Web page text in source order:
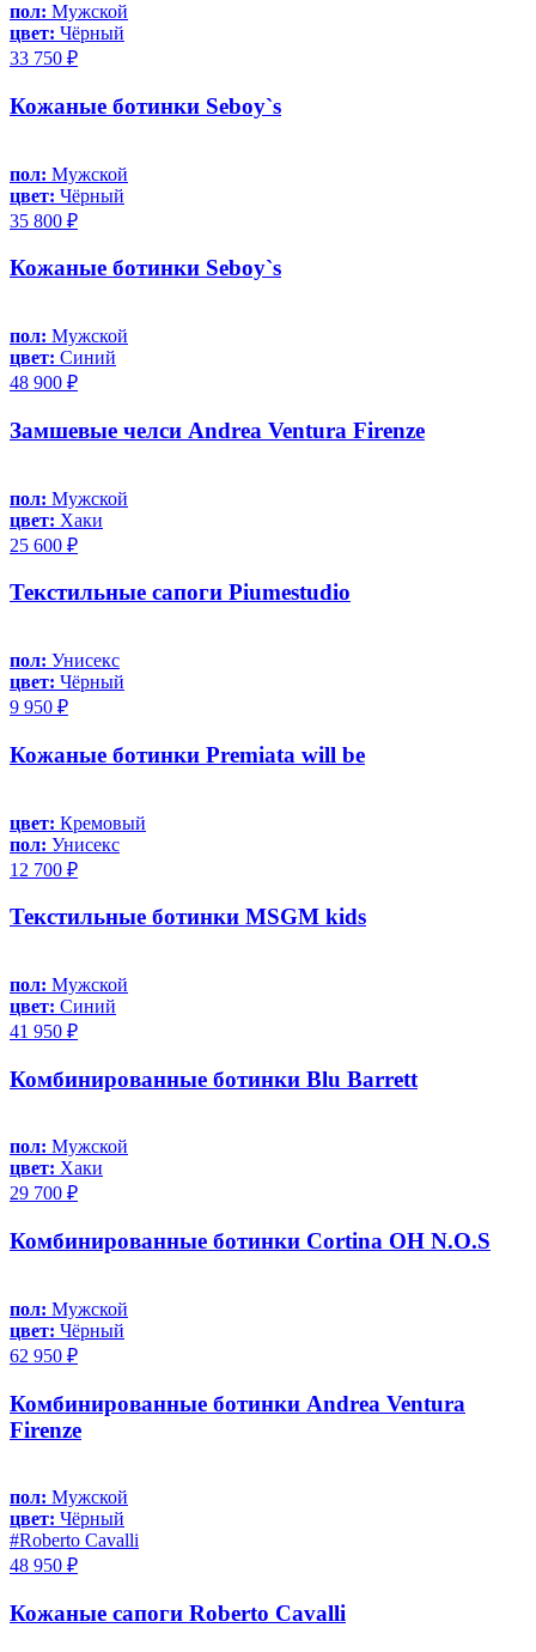
пол: Мужской
цвет: Чёрный
33 750 ₽
Кожаные ботинки Seboy`s
пол: Мужской
цвет: Чёрный
35 800 ₽
Кожаные ботинки Seboy`s
пол: Мужской
цвет: Синий
48 900 ₽
Замшевые челси Andrea Ventura Firenze
пол: Мужской
цвет: Хаки
25 600 ₽
Текстильные сапоги Piumestudio
пол: Унисекс
цвет: Чёрный
9 950 ₽
Кожаные ботинки Premiata will be
цвет: Кремовый
пол: Унисекс
12 700 ₽
Текстильные ботинки MSGM kids
пол: Мужской
цвет: Синий
41 950 ₽
Комбинированные ботинки Blu Barrett
пол: Мужской
цвет: Хаки
29 700 ₽
Комбинированные ботинки Cortina OH N.O.S
пол: Мужской
цвет: Чёрный
62 950 ₽
Комбинированные ботинки Andrea Ventura
Firenze
пол: Мужской
цвет: Чёрный
#Roberto Cavalli
48 950 ₽
Кожаные сапоги Roberto Cavalli